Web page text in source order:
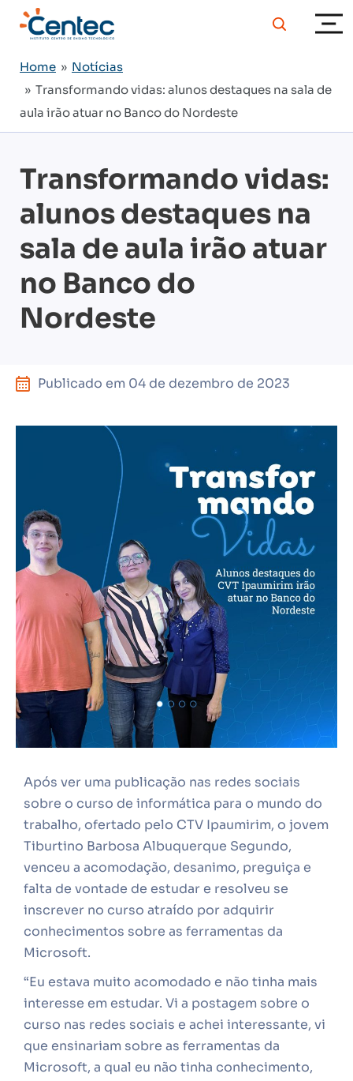
Home » Notícias
» Transformando vidas: alunos destaques na sala de
aula irão atuar no Banco do Nordeste
Transformando vidas:
alunos destaques na
sala de aula irão atuar
no Banco do
Nordeste
Publicado em 04 de dezembro de 2023
Após ver uma publicação nas redes sociais
sobre o curso de informática para o mundo do
trabalho, ofertado pelo CTV Ipaumirim, o jovem
Tiburtino Barbosa Albuquerque Segundo,
venceu a acomodação, desanimo, preguiça e
falta de vontade de estudar e resolveu se
inscrever no curso atraído por adquirir
conhecimentos sobre as ferramentas da
Microsoft.
“Eu estava muito acomodado e não tinha mais
interesse em estudar. Vi a postagem sobre o
curso nas redes sociais e achei interessante, vi
que ensinariam sobre as ferramentas da
Microsoft, a qual eu não tinha conhecimento,